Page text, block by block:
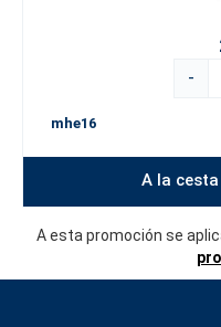
-
mhe16
A la cesta
A esta promoción se